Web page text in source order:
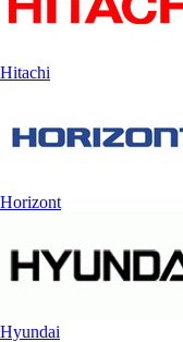
Hitachi
Horizont
Hyundai